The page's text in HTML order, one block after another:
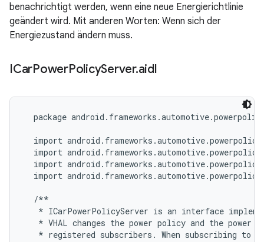
benachrichtigt werden, wenn eine neue Energierichtlinie
geändert wird. Mit anderen Worten: Wenn sich der
Energiezustand ändern muss.
ICarPowerPolicyServer.aidl
package
import
import
import
import
  /**
* ICarPowerPolicyServer is an interface
* VHAL changes the power policy and the power
* registered subscribers. When subscribing to